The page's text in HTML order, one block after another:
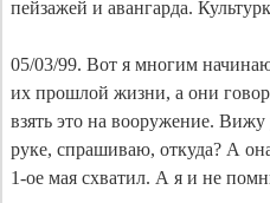
пейзажей и авангарда.
05/03/99. Вот я многим
их прошлой жизни, а они
взять это на вооружение.
руке, спрашиваю, откуда? А
1-ое мая схватил. А я и не